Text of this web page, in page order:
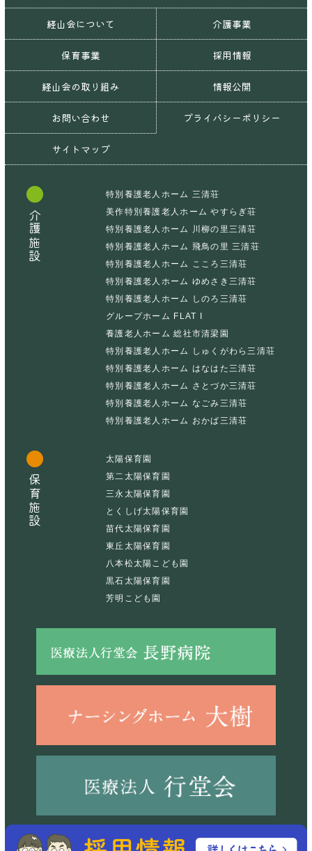
経山会について 介護事業
保育事業 採用情報
経山会の取り組み 情報公開
お問い合わせ プライバシーポリシー
サイトマップ
介護施設
特別養護老人ホーム 三清荘
美作特別養護老人ホーム やすらぎ荘
特別養護老人ホーム 川柳の里三清荘
特別養護老人ホーム 飛鳥の里 三清荘
特別養護老人ホーム こころ三清荘
特別養護老人ホーム ゆめさき三清荘
特別養護老人ホーム しのろ三清荘
グループホーム FLAT I
養護老人ホーム 総社市清梁園
特別養護老人ホーム しゅくがわら三清荘
特別養護老人ホーム はなはた三清荘
特別養護老人ホーム さとづか三清荘
特別養護老人ホーム なごみ三清荘
特別養護老人ホーム おかば三清荘
保育施設
太陽保育園
第二太陽保育園
三永太陽保育園
とくしげ太陽保育園
苗代太陽保育園
東丘太陽保育園
八本松太陽こども園
黒石太陽保育園
芳明こども園
©2023 社会福祉法人経山会